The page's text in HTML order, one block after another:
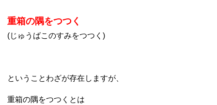
重箱の隅をつつく
(じゅうばこのすみをつつく)
ということわざが存在しますが、
重箱の隅をつつくとは